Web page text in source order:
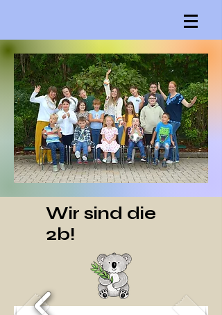
Wir sind die
2b!